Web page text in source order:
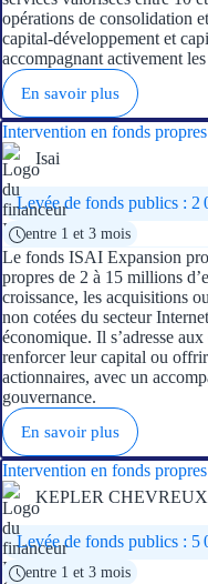
opérations de consolidation
capital-développement et
accompagnant activement
En savoir plus
Intervention en fonds
Isai
Levée de fonds publics : 2
entre 1 et 3 mois
Le fonds ISAI Expansion
propres de 2 à 15 millions
croissance, les acquisitions
non cotées du secteur
économique. Il s’adresse
renforcer leur capital ou
actionnaires, avec un
gouvernance.
En savoir plus
Intervention en fonds
KEPLER CHEVREUX
Levée de fonds publics : 5
entre 1 et 3 mois